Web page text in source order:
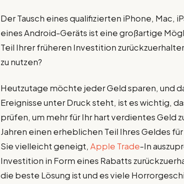
Der Tausch eines qualifizierten iPhone, Mac,
eines Android-Geräts ist eine großartige
Teil Ihrer früheren Investition
zu nutzen?
Heutzutage möchte jeder Geld sparen, und
Ereignisse unter Druck steht, ist es wichtig,
prüfen, um mehr für Ihr hart verdientes Geld
Jahren einen erheblichen Teil Ihres Geldes
Sie vielleicht geneigt,Apple Trade-In
Investition in Form eines Rabatts
die beste Lösung ist und es viele